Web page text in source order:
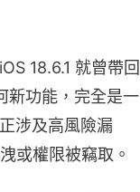
18.6.1 就曾帶回
新功能，完全是一
涉及高風險漏
或權限被竊取。